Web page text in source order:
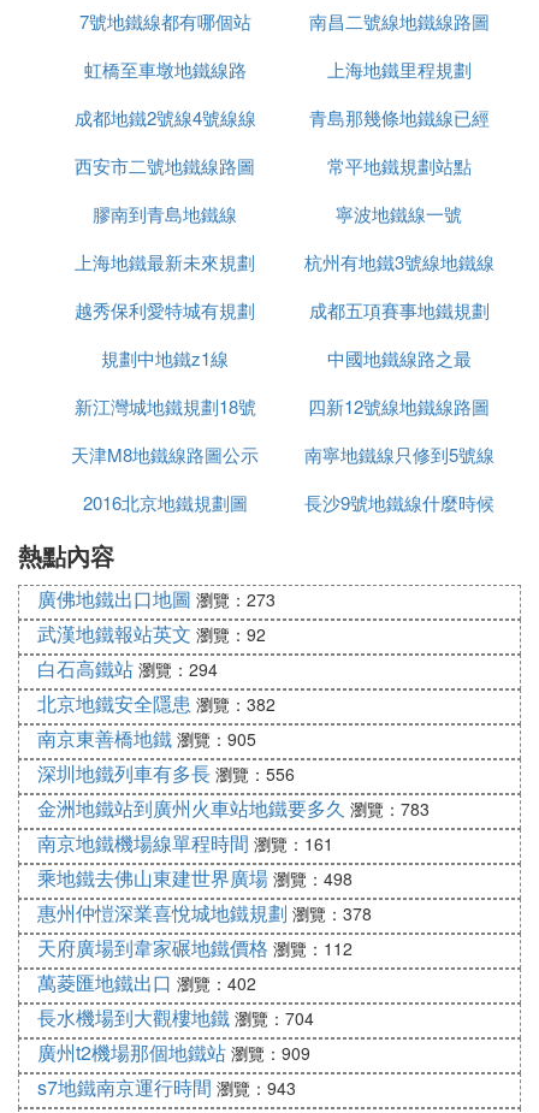
⑸ 武漢地鐵7號線和11號線在哪一站換乘
武漢地鐵7號線和11號線沒有換乘車站的.
⑹ 7號線地鐵轉幾號線可以到十里鋪武漢地
乘坐武漢地鐵7號線，到武漢商務區站下車，換乘地
鐵3號線，到王家灣站下車，換乘地鐵4號線，到十里
鋪站下車。
墩，沿建設大道、澳門路，從三陽路過長江，然後折
向武昌火車站，沿恆安路、李紙路至終點野芷湖。
設停車場、車輛段各1處。7號線一期線路全長30.85k
湖區、江漢區、硚口區、江岸區、武昌區、洪山區等
6個城區。計劃2014年開工建設，2017年建成通車。
武漢軌道交通7號線一期穿越漢口中心區、武昌中心
區，經過金銀湖新城組團、漢口和武昌濱江活動區及
南湖組團，是貫穿長江兩岸經濟帶的一條重要發展
軸，也是銜接漢口武昌的一條重要客運交通走廊以及
主城過江通道，預計開通初期客流量將達63.8萬人次/
日。
⑻ 武漢地鐵7號線站點有哪些
武漢軌道交通7號線一期站點起於東方馬城，經王家
墩，沿建設大道、澳門版路，從三陽路權過長江，然
後折向武昌火車站，沿恆安路、李紙路至終點野芷
湖。
設停車場、車輛段各1處。7號線一期線路全長30.85k
m，全為地下線，共設車站19座。穿越了武漢市東西
湖區、江漢區、硚口區、江岸區、武昌區、洪山區等
7號地鐵線都有哪個站
南昌二號線地鐵線路圖
站點
虹橋至車墩地鐵線路
上海地鐵里程規劃
成都地鐵2號線4號線線
路圖最新
青島那幾條地鐵線已經
通車
西安市二號地鐵線路圖
常平地鐵規劃站點
膠南到青島地鐵線
寧波地鐵線一號
上海地鐵最新未來規劃
圖
杭州有地鐵3號線地鐵線
路
越秀保利愛特城有規劃
地鐵線嗎
成都五項賽事地鐵規劃
圖
規劃中地鐵z1線
中國地鐵線路之最
新江灣城地鐵規劃18號
線
四新12號線地鐵線路圖
天津M8地鐵線路圖公示
南寧地鐵線只修到5號線
2016北京地鐵規劃圖
長沙9號地鐵線什麼時候
熱點內容
廣佛地鐵出口地圖 瀏覽：273
武漢地鐵報站英文 瀏覽：92
白石高鐵站 瀏覽：294
北京地鐵安全隱患 瀏覽：382
南京東善橋地鐵 瀏覽：905
深圳地鐵列車有多長 瀏覽：556
金洲地鐵站到廣州火車站地鐵要多久 瀏覽：783
南京地鐵機場線單程時間 瀏覽：161
乘地鐵去佛山東建世界廣場 瀏覽：498
惠州仲愷深業喜悅城地鐵規劃 瀏覽：378
天府廣場到韋家碾地鐵價格 瀏覽：112
萬菱匯地鐵出口 瀏覽：402
長水機場到大觀樓地鐵 瀏覽：704
廣州t2機場那個地鐵站 瀏覽：909
s7地鐵南京運行時間 瀏覽：943